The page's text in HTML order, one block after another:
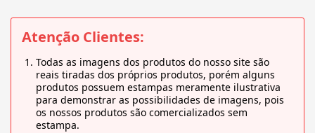
Atenção Clientes:
Todas as imagens dos produtos do nosso site são
reais tiradas dos próprios produtos, porém alguns
produtos possuem estampas meramente ilustrativa
para demonstrar as possibilidades de imagens, pois
os nossos produtos são comercializados sem
estampa.